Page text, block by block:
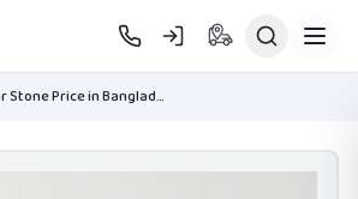
Deshi Colour Stone Price in Bangladesh | Stone for Garden